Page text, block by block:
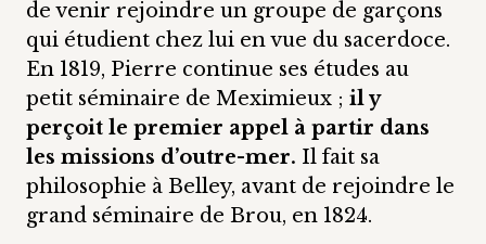
de venir rejoindre un groupe de garçons
qui étudient chez lui en vue du sacerdoce.
En 1819, Pierre continue ses études au
petit séminaire de Meximieux ; il y
perçoit le premier appel à partir dans
les missions d’outre-mer. Il fait sa
philosophie à Belley, avant de rejoindre le
grand séminaire de Brou, en 1824.